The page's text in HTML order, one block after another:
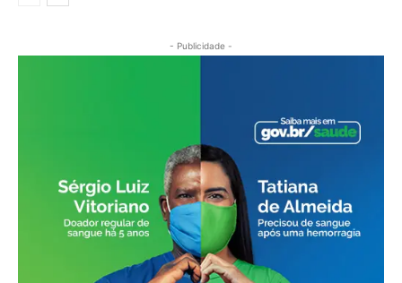
- Publicidade -